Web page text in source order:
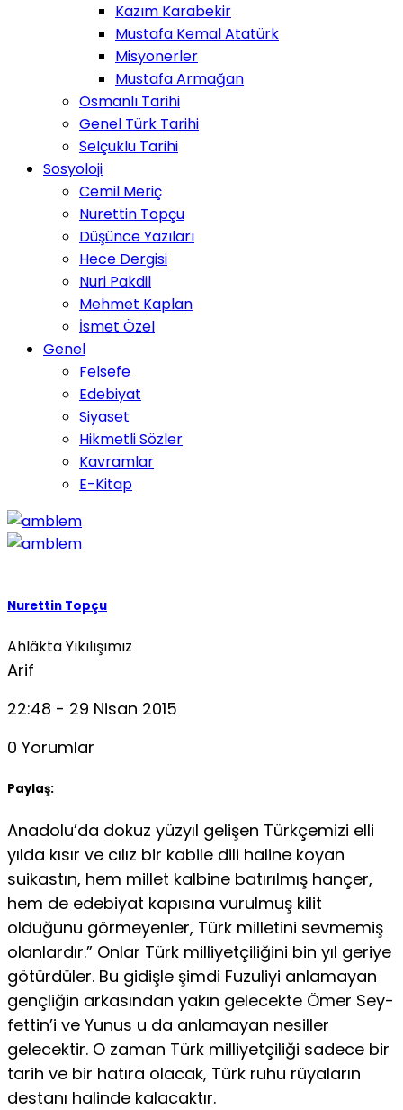
Kazım Karabekir
Mustafa Kemal Atatürk
Misyonerler
Mustafa Armağan
Osmanlı Tarihi
Genel Türk Tarihi
Selçuklu Tarihi
Sosyoloji
Cemil Meriç
Nurettin Topçu
Düşünce Yazıları
Hece Dergisi
Nuri Pakdil
Mehmet Kaplan
İsmet Özel
Genel
Felsefe
Edebiyat
Siyaset
Hikmetli Sözler
Kavramlar
E-Kitap
Nurettin Topçu
Ahlâkta Yıkılışımız
Arif
22:48 - 29 Nisan 2015
0 Yorumlar
Paylaş:
Anadolu’da dokuz yüzyıl gelişen Türkçemizi elli
yılda kısır ve cılız bir kabile dili haline koyan
suikastın, hem millet kalbine batırılmış hançer,
hem de edebiyat kapısına vurulmuş kilit
olduğunu görmeyenler, Türk milletini sevmemiş
olanlardır.” Onlar Türk milliyetçiliğini bin yıl geriye
götürdüler. Bu gidişle şimdi Fuzuliyi anlamayan
gençliğin arkasından yakın gelecekte Ömer Sey­
fettin’i ve Yunus u da anlamayan nesiller
gelecektir. O zaman Türk milliyetçiliği sadece bir
tarih ve bir hatıra olacak, Türk ruhu rüya­ların
destanı halinde kalacaktır.